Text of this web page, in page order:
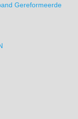
Gereformeerde